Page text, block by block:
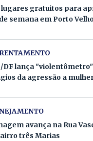
lugares gratuitos para
semana em Porto
DF lança
da agressão a
avança na Rua
três Marias